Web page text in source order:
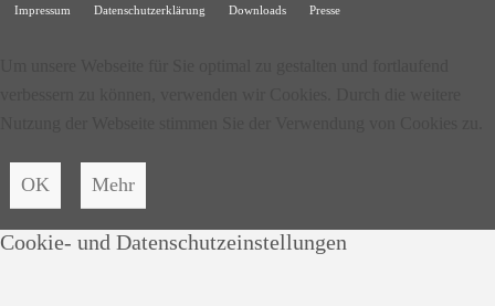
Impressum Datenschutzerklärung Downloads Presse
OK Mehr
Cookie- und Datenschutzeinstellungen